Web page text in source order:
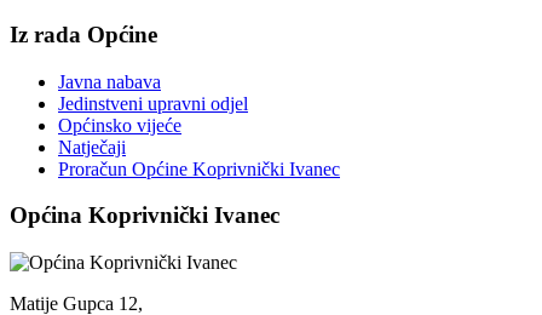
Iz rada Općine
Javna nabava
Jedinstveni upravni odjel
Općinsko vijeće
Natječaji
Proračun Općine Koprivnički Ivanec
Općina Koprivnički Ivanec
Matije Gupca 12,